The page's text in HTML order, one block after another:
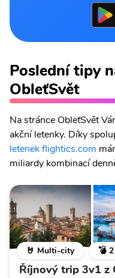
Poslední tipy
ObleťSvět
Na stránce ObleťSvět
akční letenky. Díky
letenek flightics.com
miliardy kombinací
🤘 Multi-city 💣
Říjnový trip 3v1 z